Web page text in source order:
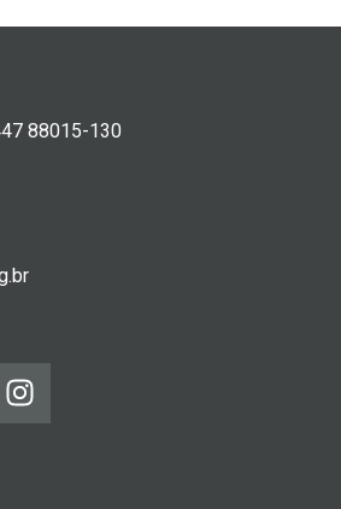
88015-130